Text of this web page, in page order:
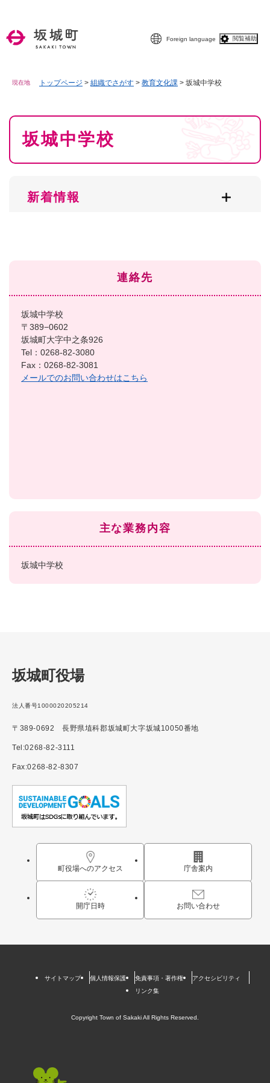
Foreign language 閲覧補助
現在地 トップページ > 組織でさがす > 教育文化課 > 坂城中学校
本
坂城中学校
新着情報
連絡先
坂城中学校
〒389−0602
坂城町大字中之条926
Tel：0268-82-3080
Fax：0268-82-3081
メールでのお問い合わせはこちら
主な業務内容
坂城中学校
坂城町役場
法人番号1000020205214
〒389-0692 長野県埴科郡坂城町大字坂城10050番地
Tel:0268-82-3111
Fax:0268-82-8307
町役場へのアクセス 庁舎案内
開庁日時 お問い合わせ
サイトマップ 個人情報保護 免責事項・著作権
アクセシビリティ
リンク集
Copyright Town of Sakaki All Rights Reserved.